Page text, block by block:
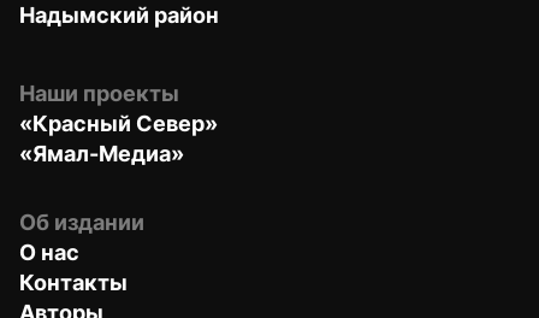
Надымский район
Наши проекты
«Красный Север»
«Ямал-Медиа»
Об издании
О нас
Контакты
Авторы